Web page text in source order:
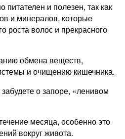
питателен и полезен, так как
и минералов, которые
роста волос и прекрасного
обмена веществ,
и очищению кишечника.
о запоре, «ленивом
месяца, особенно это
вокруг живота.